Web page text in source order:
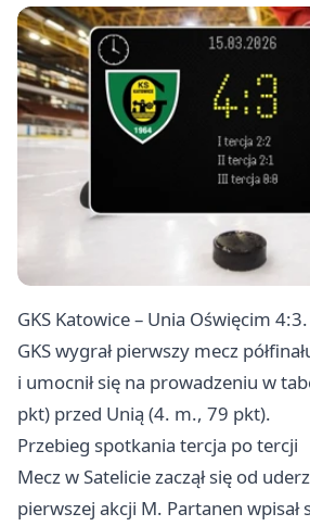
GKS Katowice – Unia Oświęcim
GKS wygrał pierwszy mecz
i umocnił się na prowadzeniu w
pkt) przed Unią (4. m., 79 pkt).
Przebieg spotkania tercja po tercji
Mecz w Satelicie zaczął się od
pierwszej akcji M. Partanen wpisał